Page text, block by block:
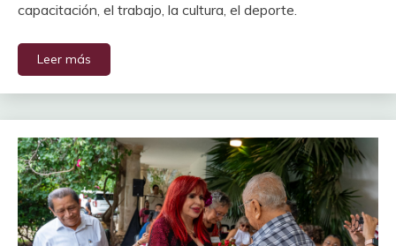
capacitación, el trabajo, la cultura, el deporte.
Leer más